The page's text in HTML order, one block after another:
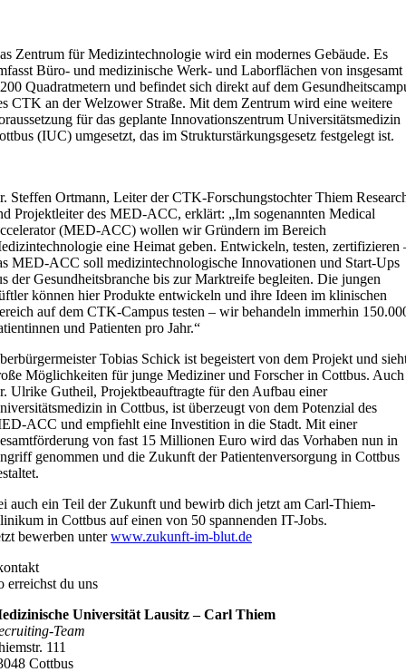
Zentrum für Medizintechnologie wird ein modernes Gebäude. Es
Büro- und medizinische Werk- und Laborflächen von insgesamt
Quadratmetern und befindet sich direkt auf dem
CTK an der Welzower Straße. Mit dem Zentrum wird eine weitere
für das geplante Innovationszentrum Universitätsmedizin
(IUC) umgesetzt, das im Strukturstärkungsgesetz festgelegt ist.
Steffen Ortmann, Leiter der CTK-Forschungstochter Thiem
Projektleiter des MED-ACC, erklärt: „Im sogenannten Medical
(MED-ACC) wollen wir Gründern im Bereich
eine Heimat geben. Entwickeln, testen, zertifizieren
MED-ACC soll medizintechnologische Innovationen und Start-Ups
der Gesundheitsbranche bis zur Marktreife begleiten. Die jungen
können hier Produkte entwickeln und ihre Ideen im klinischen
auf dem CTK-Campus testen – wir behandeln immerhin
und Patienten pro Jahr.“
Tobias Schick ist begeistert von dem Projekt und
Möglichkeiten für junge Mediziner und Forscher in Cottbus. Auch
Ulrike Gutheil, Projektbeauftragte für den Aufbau einer
in Cottbus, ist überzeugt von dem Potenzial des
ACC und empfiehlt eine Investition in die Stadt. Mit einer
von fast 15 Millionen Euro wird das Vorhaben nun in
genommen und die Zukunft der Patientenversorgung in Cottbus
auch ein Teil der Zukunft und bewirb dich jetzt am Carl-Thiem-
in Cottbus auf einen von 50 spannenden IT-Jobs.
bewerben unterwww.zukunft-im-blut.de
erreichst du uns
Universität Lausitz – Carl Thiem
Team
111
Cottbus